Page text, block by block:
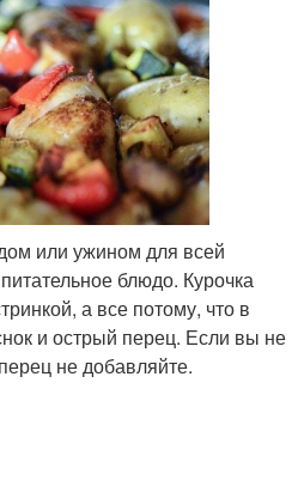
или ужином для всей
блюдо. Курочка
а все потому, что в
и острый перец. Если вы не
не добавляйте.